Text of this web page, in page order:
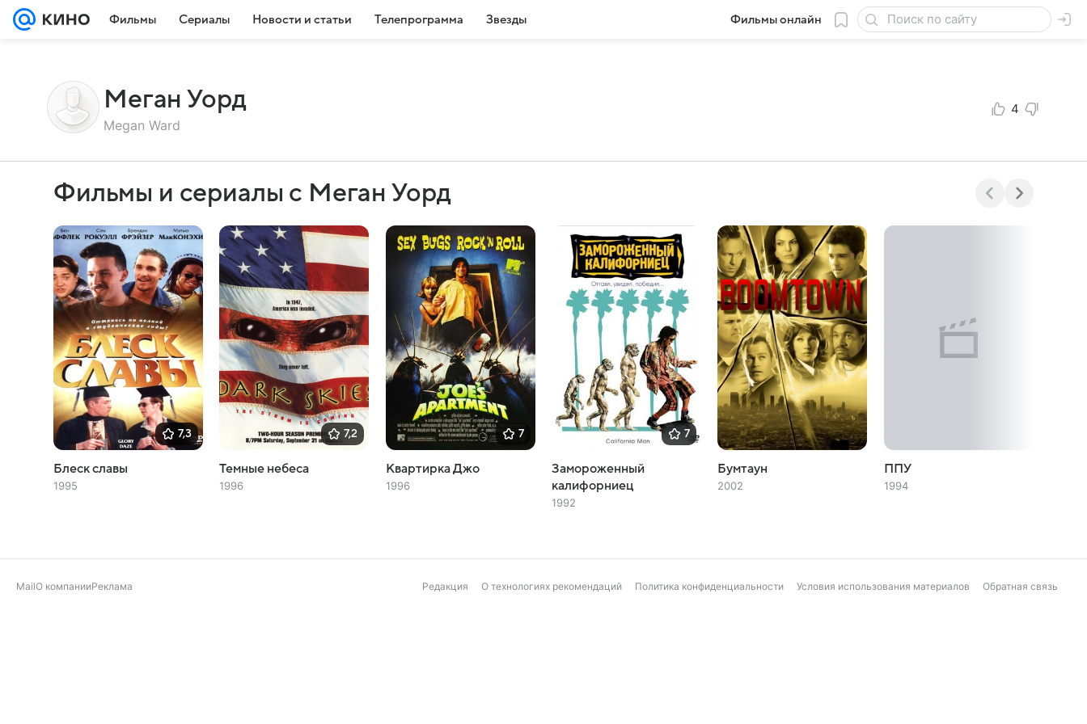
Фильмы Сериалы Новости и статьи Телепрограмма Звезды Фильмы онлайн
Меган Уорд
Megan Ward
4
Фильмы и сериалы с Меган Уорд
7,3
Блеск славы
1995
7,2
Темные небеса
1996
7
Квартирка Джо
1996
7
Замороженный
калифорниец
1992
Бумтаун
2002
ППУ
1994
MailО компанииРеклама Редакция О технологиях рекомендаций Политика конфиденциальности Условия использования материалов Обратная связь